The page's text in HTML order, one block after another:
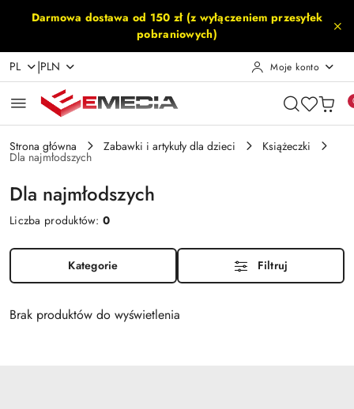
Przejdź do treści głównej
Przejdź do wyszukiwarki
Przejdź do moje konto
Przejdź do menu głównego
Przejdź do stopki
Darmowa dostawa od 150 zł (z wyłączeniem przesyłek
pobraniowych)
PL |PLN Moje konto
Strona główna Zabawki i artykuły dla dzieci Książeczki
Dla najmłodszych
Dla najmłodszych
Liczba produktów:0
Kategorie Filtruj
Brak produktów do wyświetlenia